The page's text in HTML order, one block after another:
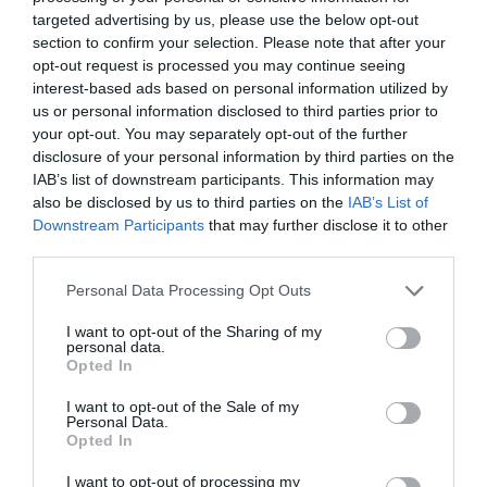
targeted advertising by us, please use the below opt-out
section to confirm your selection. Please note that after your
opt-out request is processed you may continue seeing
interest-based ads based on personal information utilized by
us or personal information disclosed to third parties prior to
your opt-out. You may separately opt-out of the further
disclosure of your personal information by third parties on the
IAB’s list of downstream participants. This information may
also be disclosed by us to third parties on the IAB’s List of
Downstream Participants that may further disclose it to other
Personal Data Processing Opt Outs
I want to opt-out of the Sharing of my
personal data.
Opted In
I want to opt-out of the Sale of my
Personal Data.
Opted In
I want to opt-out of processing my
2023
Η Ερωτική Επιθυμία του Γουόνγκ Καρ Γουάι, εάν τη
σκηνοθετούσε ο Απιτσατπόνγκ Βιρασετάκουν του
Memoria. Γλυκόπικρο δράμα που διαδραματίζεται κατά
τη διάρκεια της αντικομμουνιστικής εκκαθάρισης στην
Ινδονησία της δεκαετίας του ‘60, ένα παιχνίδι με τον
χρόνο σε ονειρικούς ρυθμούς, με υπέροχη μουσική και
επίσημη συμμετοχή στο Φεστιβάλ Βερολίνου του ’22
όπου ξεχώρισε, ενώ απέσπασε Βραβείο Β’ Γυναικείου
Ρόλου.
Επίσημο Διαγωνιστικό – Φεστιβάλ Βερολίνου 2022